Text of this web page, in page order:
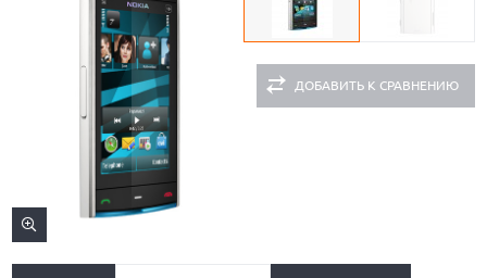
ДОБАВИТЬ К СРАВНЕНИЮ